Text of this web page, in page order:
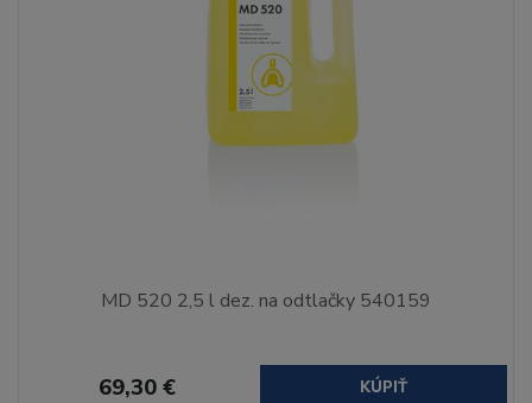
MD 520 2,5 l dez. na odtlačky 540159
69,30 € KÚPIŤ